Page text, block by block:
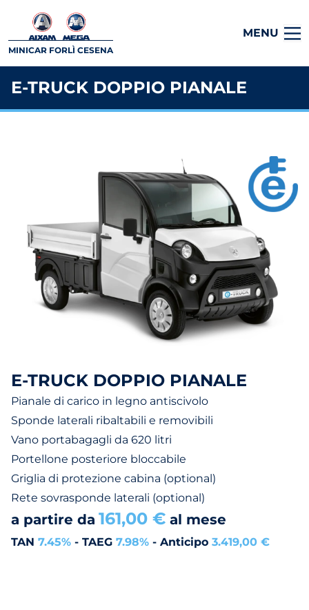
MINICAR FORLÌ CESENA
MENU
E-TRUCK DOPPIO PIANALE
E-TRUCK DOPPIO PIANALE
Pianale di carico in legno antiscivolo
Sponde laterali ribaltabili e removibili
Vano portabagagli da 620 litri
Portellone posteriore bloccabile
Griglia di protezione cabina (optional)
Rete sovrasponde laterali (optional)
a partire da 161,00 € al mese
TAN 7.45% - TAEG 7.98% - Anticipo 3.419,00 €